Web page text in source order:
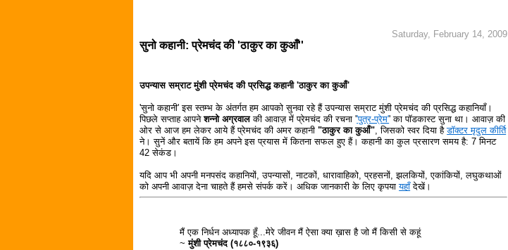
Saturday, February 14, 2009
सुनो कहानी: प्रेमचंद की 'ठाकुर का कुआँ''
उपन्यास सम्राट मुंशी प्रेमचंद की प्रसिद्ध कहानी 'ठाकुर का कुआँ'
'सुनो कहानी' इस स्तम्भ के अंतर्गत हम आपको सुनवा रहे हैं उपन्यास सम्राट मुंशी प्रेमचंद की प्रसिद्ध कहानियाँ।
पिछले सप्ताह आपनेशन्नो अग्रवालकी आवाज़ में प्रेमचंद की रचना ''पुत्र-प्रेम'' का पॉडकास्ट सुना था। आवाज़ की
ओर से आज हम लेकर आये हैं प्रेमचंद की अमर कहानी"ठाकुर का कुआँ" , जिसको स्वर दिया हैडॉक्टर मृदुल कीर्ति
ने। सुनें और बतायें कि हम अपने इस प्रयास में कितना सफल हुए हैं। कहानी का कुल प्रसारण समय है: 7 मिनट
42 सेकंड।
यदि आप भी अपनी मनपसंद कहानियों, उपन्यासों, नाटकों, धारावाहिको, प्रहसनों, झलकियों, एकांकियों, लघुकथाओं
को अपनी आवाज़ देना चाहते हैं हमसे संपर्क करें। अधिक जानकारी के लिए कृपयायहाँदेखें।
मैं एक निर्धन अध्यापक हूँ...मेरे जीवन मैं ऐसा क्या ख़ास है जो मैं किसी से कहूं
~मुंशी प्रेमचंद (१८८०-१९३६)